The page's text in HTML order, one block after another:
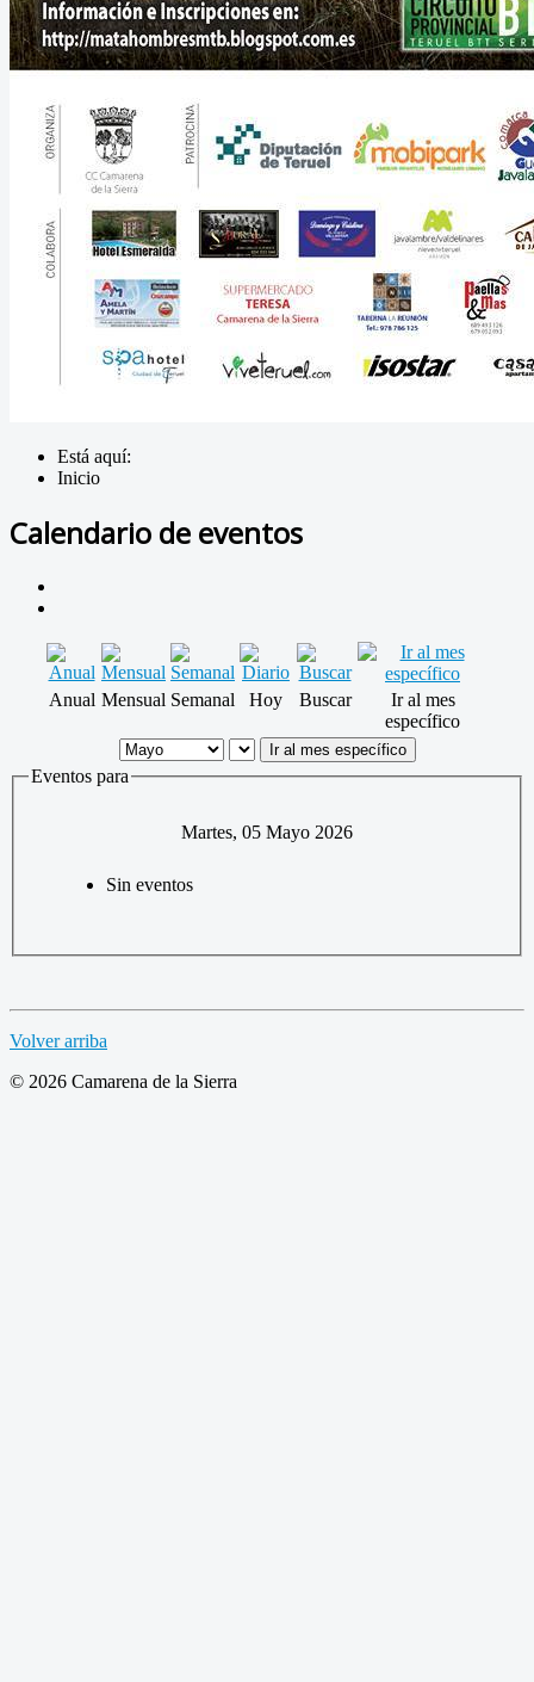
Está aquí:
Inicio
Calendario de eventos
Anual Mensual Semanal Hoy Buscar
Ir al mes
específico
Ir al mes específico
Eventos para
Martes, 05 Mayo 2026
Sin eventos
Volver arriba
© 2026 Camarena de la Sierra